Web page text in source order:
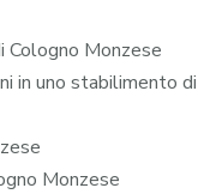
Cologno Monzese
in uno stabilimento di
Monzese